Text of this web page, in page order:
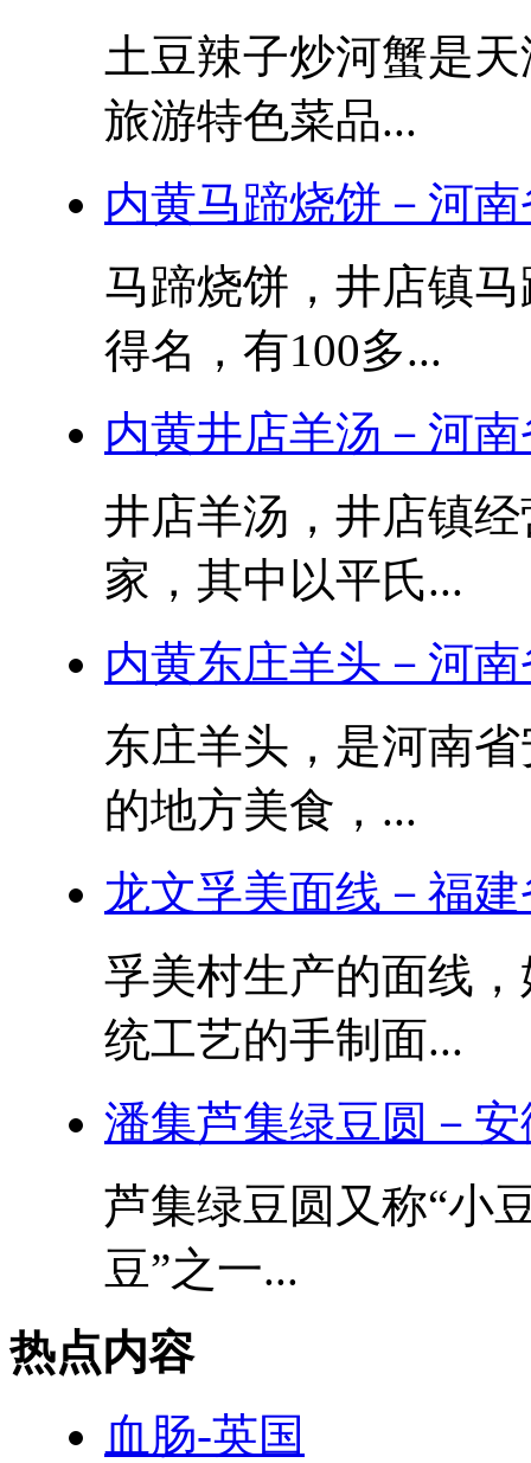
土豆辣子炒河蟹是
旅游特色菜品...
内黄马蹄烧饼－河
马蹄烧饼，井店镇
得名，有100多...
内黄井店羊汤－河
井店羊汤，井店镇
家，其中以平氏...
内黄东庄羊头－河
东庄羊头，是河南
的地方美食，...
龙文孚美面线－福
孚美村生产的面线
统工艺的手制面...
潘集芦集绿豆圆－
芦集绿豆圆又称“小
豆”之一...
热点内容
血肠-英国